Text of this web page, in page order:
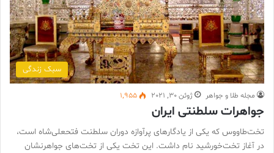
سبک زندگی
مجله طلا و جواهر ژوئن 30, 2021 1,955
جواهرات سلطنتی ایران
تخت‌طاووس که یکی از یادگارهای پرآوازه دوران سلطنت فتحعلی‌شاه است،
در آغاز تخت‌خورشید نام داشت. این تخت یکی از تخت‌های جواهر‌نشان